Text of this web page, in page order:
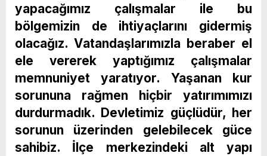
yapacağımız çalışmalar ile bu
bölgemizin de ihtiyaçlarını gidermiş
olacağız. Vatandaşlarımızla beraber el
ele vererek yaptığımız çalışmalar
memnuniyet yaratıyor. Yaşanan kur
sorununa rağmen hiçbir yatırımımızı
durdurmadık. Devletimiz güçlüdür, her
sorunun üzerinden gelebilecek güce
sahibiz. İlçe merkezindeki alt yapı